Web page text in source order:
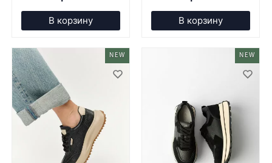
В корзину В корзину
NEW NEW